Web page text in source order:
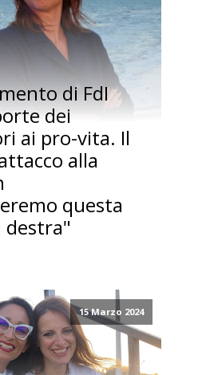
di FdI
dei
ai pro-vita. Il
alla
questa
destra"
15 Marzo 2024